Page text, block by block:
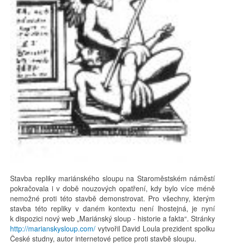
Stavba repliky mariánského sloupu na Staroměstském náměstí
pokračovala i v době nouzových opatření, kdy bylo více méně
nemožné proti této stavbě demonstrovat. Pro všechny, kterým
stavba této repliky v daném kontextu není lhostejná, je nyní
k dispozici nový web „Mariánský sloup - historie a fakta“. Stránky
http://marianskysloup.com/ vytvořil David Loula prezident spolku
České studny, autor internetové petice proti stavbě sloupu.